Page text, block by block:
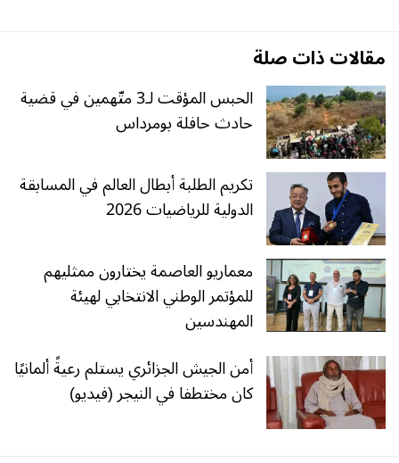
مقالات ذات صلة
الحبس المؤقت لـ3 متّهمين في قضية
حادث حافلة بومرداس
تكريم الطلبة أبطال العالم في المسابقة
الدولية للرياضيات 2026
معماريو العاصمة يختارون ممثليهم
للمؤتمر الوطني الانتخابي لهيئة
المهندسين
أمن الجيش الجزائري يستلم رعيةً ألمانيًا
كان مختطفا في النيجر (فيديو)